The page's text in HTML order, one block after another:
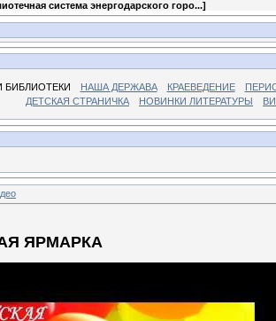
система энергодарского горо...]
БИБЛИОТЕКИ НАША ДЕРЖАВА КРАЕВЕДЕНИЕ
ДЕТСКАЯ СТРАНИЧКА
НОВИНКИ ЛИТЕРАТУРЫ
ЯРМАРКА